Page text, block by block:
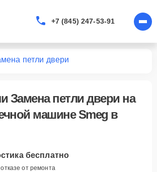
+7 (845) 247-53-91
петли двери
Замена петли двери на
машине Smeg в
бесплатно
от ремонта